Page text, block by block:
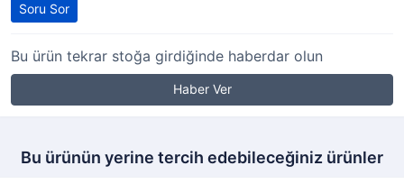
Soru Sor
Bu ürün tekrar stoğa girdiğinde haberdar olun
Haber Ver
Bu ürünün yerine tercih edebileceğiniz ürünler